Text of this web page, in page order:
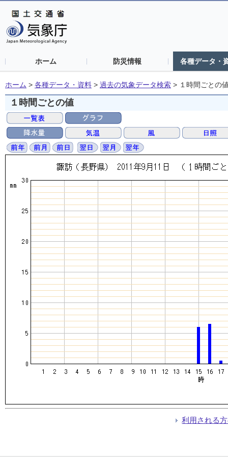
ホーム 防災情報 各種データ・
ホーム > 各種データ・資料 > 過去の気象データ検索 > １時間ごとの
１時間ごとの値
利用される